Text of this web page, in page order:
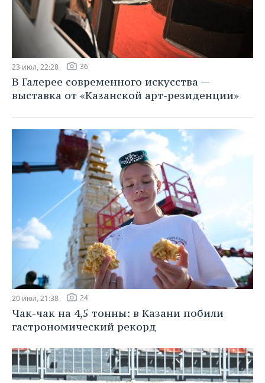
23 июл, 22:28 36
В Галерее современного искусства —
выставка от «Казанской арт-резиденции»
20 июл, 21:38 24
Чак-чак на 4,5 тонны: в Казани побили
гастрономический рекорд